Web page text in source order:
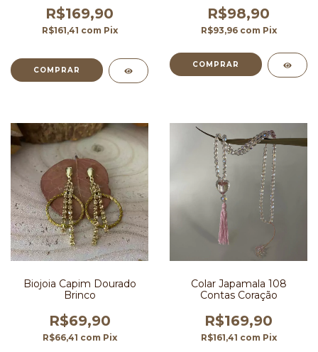
R$169,90
R$161,41 com Pix
R$98,90
R$93,96 com Pix
Biojoia Capim Dourado
Brinco
R$69,90
R$66,41 com Pix
Colar Japamala 108
Contas Coração
R$169,90
R$161,41 com Pix